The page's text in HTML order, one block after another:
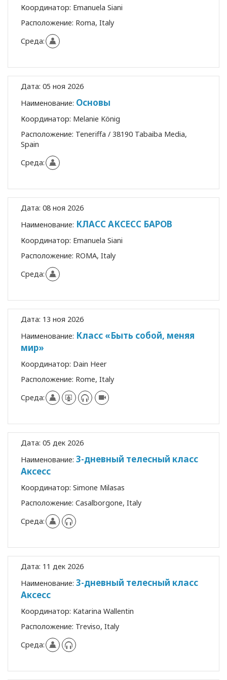
Координатор: Emanuela Siani
Расположение: Roma, Italy
Среда:
Дата: 05 ноя 2026
Наименование: Основы
Координатор: Melanie König
Расположение: Teneriffa / 38190 Tabaiba Media,
Spain
Среда:
Дата: 08 ноя 2026
Наименование: КЛАСС АКСЕСС БАРОВ
Координатор: Emanuela Siani
Расположение: ROMA, Italy
Среда:
Дата: 13 ноя 2026
Наименование: Класс «Быть собой, меняя
мир»
Координатор: Dain Heer
Расположение: Rome, Italy
Среда:
Дата: 05 дек 2026
Наименование: 3-дневный телесный класс
Аксесс
Координатор: Simone Milasas
Расположение: Casalborgone, Italy
Среда:
Дата: 11 дек 2026
Наименование: 3-дневный телесный класс
Аксесс
Координатор: Katarina Wallentin
Расположение: Treviso, Italy
Среда: